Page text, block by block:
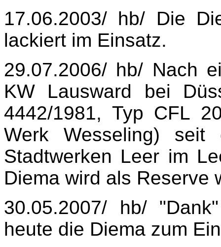
17.06.2003/ hb/ Die
lackiert im Einsatz.
29.07.2006/ hb/ Nach
KW Lausward bei
4442/1981, Typ CFL
Werk Wesseling)
Stadtwerken Leer im
Diema wird als Reserve
30.05.2007/ hb/
heute die Diema zum